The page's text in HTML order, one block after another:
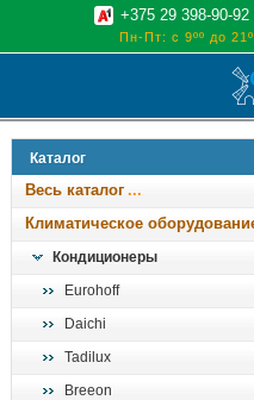
+375 29 398-90-92
Пн-Пт: с 9ºº до
Каталог
Весь каталог
Климатическое
Кондиционеры
Eurohoff
Daichi
Tadilux
Breeon